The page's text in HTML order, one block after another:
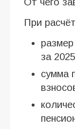
При
за
сумма